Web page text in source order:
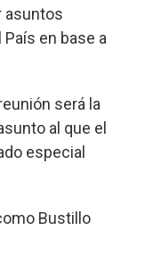
asuntos
en base a
será la
al que el
especial
Bustillo